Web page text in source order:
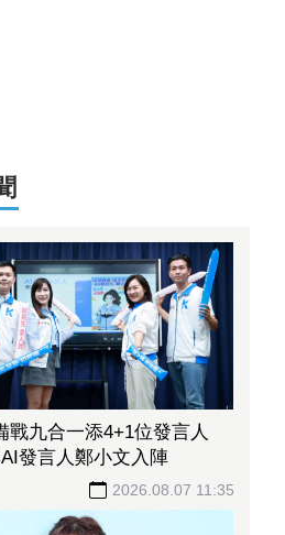
戰九合一添4+1位發言人
發言人鄭小文入陣
2026.08.07 11:35